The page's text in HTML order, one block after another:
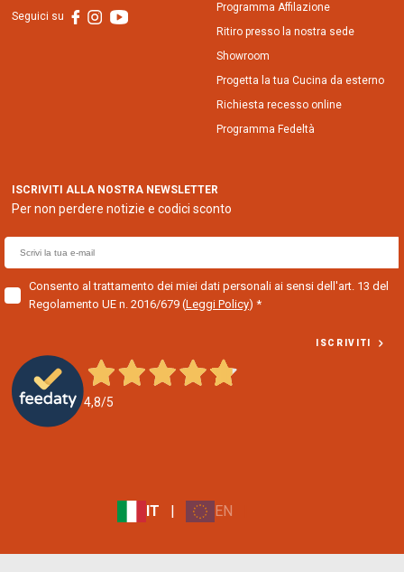
Seguici su
Programma Affilazione
Ritiro presso la nostra sede
Showroom
Progetta la tua Cucina da esterno
Richiesta recesso online
Programma Fedeltà
ISCRIVITI ALLA NOSTRA NEWSLETTER
Per non perdere notizie e codici sconto
m
a
i
ISCRIVITI
Consento al trattamento dei miei dati personali ai sensi dell'art. 13 del
Regolamento UE n. 2016/679 (Leggi Policy)
4,8/5
IT | EN